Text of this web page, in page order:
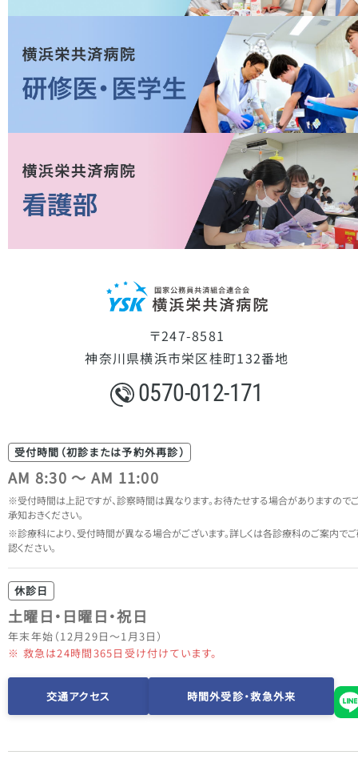
〒247-8581
神奈川県横浜市栄区桂町132番地
0570-012-171
受付時間（初診または予約外再診）
AM 8:30 ～ AM 11:00
受付時間は上記ですが、診察時間は異なります。お待たせする場合がありますので
承知おきください。
診療科により、受付時間が異なる場合がございます。詳しくは各診療科のご案内で
認ください。
休診日
土曜日・日曜日・祝日
年末年始（12月29日～1月3日）
※ 救急は24時間365日受け付けています。
交通アクセス 時間外受診・救急外来